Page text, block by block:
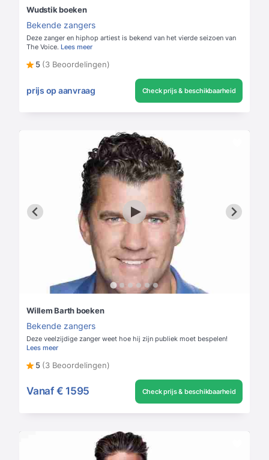
Wudstik boeken
Bekende zangers
Deze zanger en hiphop artiest is bekend van het vierde seizoen van
The Voice. Lees meer
5 (3 Beoordelingen)
prijs op aanvraag Check prijs & beschikbaarheid
Willem Barth boeken
Bekende zangers
Deze veelzijdige zanger weet hoe hij zijn publiek moet bespelen!
Lees meer
5 (3 Beoordelingen)
Vanaf € 1595 Check prijs & beschikbaarheid